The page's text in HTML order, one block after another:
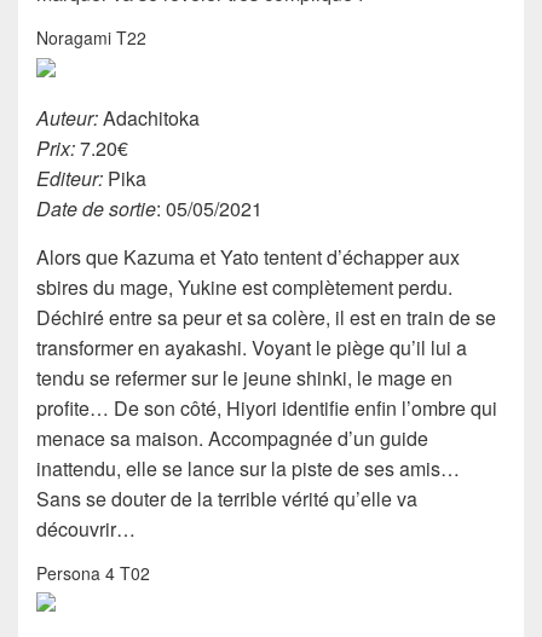
Noragami T22
Auteur:Adachitoka
Prix:7.20€
Editeur: Pika
Date de sortie: 05/05/2021
Alors que Kazuma et Yato tentent d’échapper aux
sbires du mage, Yukine est complètement perdu.
Déchiré entre sa peur et sa colère, il est en train de se
transformer en ayakashi. Voyant le piège qu’il lui a
tendu se refermer sur le jeune shinki, le mage en
profite… De son côté, Hiyori identifie enfin l’ombre qui
menace sa maison. Accompagnée d’un guide
inattendu, elle se lance sur la piste de ses amis…
Sans se douter de la terrible vérité qu’elle va
découvrir…
Persona 4 T02